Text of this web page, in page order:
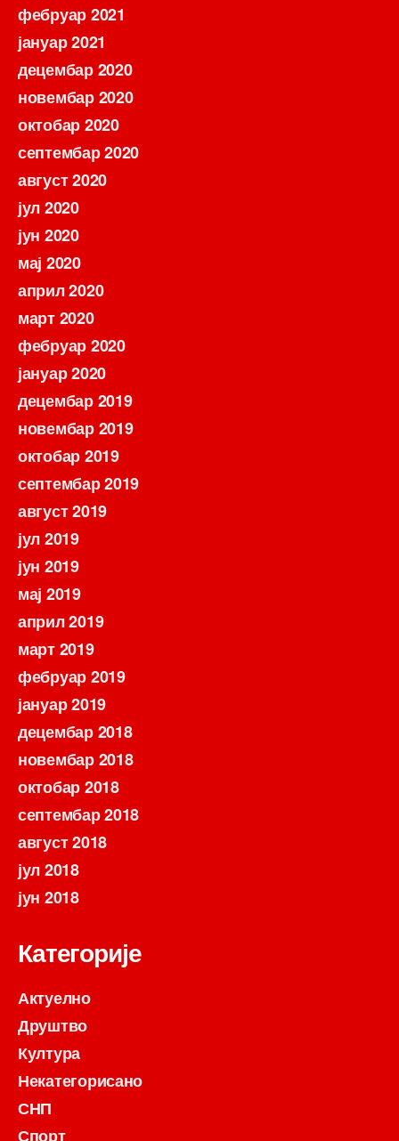
фебруар 2021
јануар 2021
децембар 2020
новембар 2020
октобар 2020
септембар 2020
август 2020
јул 2020
јун 2020
мај 2020
април 2020
март 2020
фебруар 2020
јануар 2020
децембар 2019
новембар 2019
октобар 2019
септембар 2019
август 2019
јул 2019
јун 2019
мај 2019
април 2019
март 2019
фебруар 2019
јануар 2019
децембар 2018
новембар 2018
октобар 2018
септембар 2018
август 2018
јул 2018
јун 2018
Категорије
Актуелно
Друштво
Култура
Некатегорисано
СНП
Спорт